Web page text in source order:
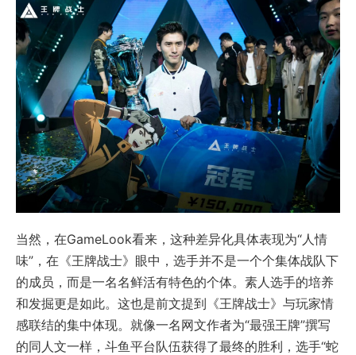
当然，在GameLook看来，这种差异化具体表现为“人情
味”，在《王牌战士》眼中，选手并不是一个个集体战队下
的成员，而是一名名鲜活有特色的个体。素人选手的培养
和发掘更是如此。这也是前文提到《王牌战士》与玩家情
感联结的集中体现。就像一名网文作者为“最强王牌”撰写
的同人文一样，斗鱼平台队伍获得了最终的胜利，选手“蛇